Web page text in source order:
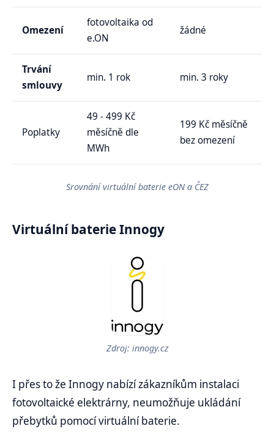
Omezení
fotovoltaika od
e.ON
žádné
Trvání
smlouvy
min. 1 rok min. 3 roky
Poplatky
49 - 499 Kč
měsíčně dle
MWh
199 Kč měsíčně
bez omezení
Srovnání virtuální baterie eON a ČEZ
Virtuální baterie Innogy
Zdroj: innogy.cz
I přes to že Innogy nabízí zákazníkům instalaci
fotovoltaické elektrárny, neumožňuje ukládání
přebytků pomocí virtuální baterie.